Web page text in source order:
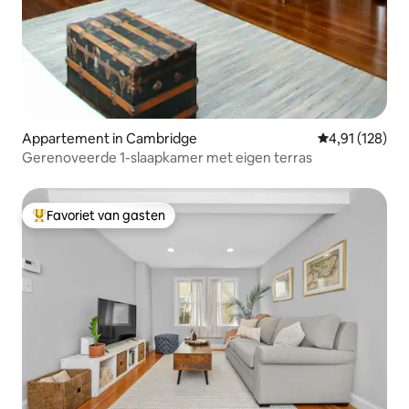
Appartement in Cambridge Gemiddelde
4,91 (128)
Gerenoveerde 1-slaapkamer met eigen terras
Topfavoriet van gasten
Favoriet van gasten